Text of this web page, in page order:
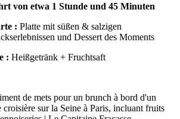
von etwa 1 Stunde und 45 Minuten
: Platte mit süßen & salzigen
und Dessert des Moments
: Heißgetränk + Fruchtsaft